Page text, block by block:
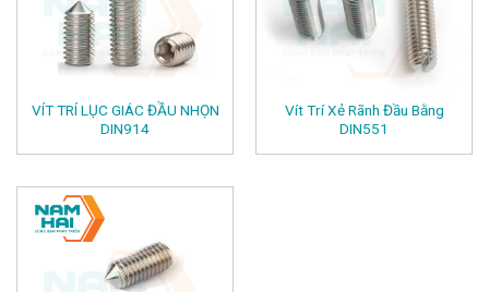
VÍT TRÍ LỤC GIÁC ĐẦU NHỌN
DIN914
Vít Trí Xẻ Rãnh Đầu Bằng
DIN551